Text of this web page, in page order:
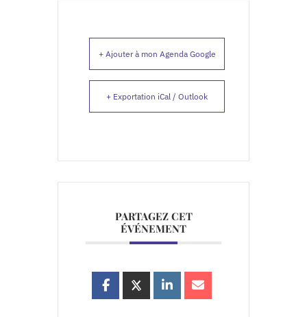
+ Ajouter à mon Agenda Google
+ Exportation iCal / Outlook
PARTAGEZ CET
ÉVÉNEMENT